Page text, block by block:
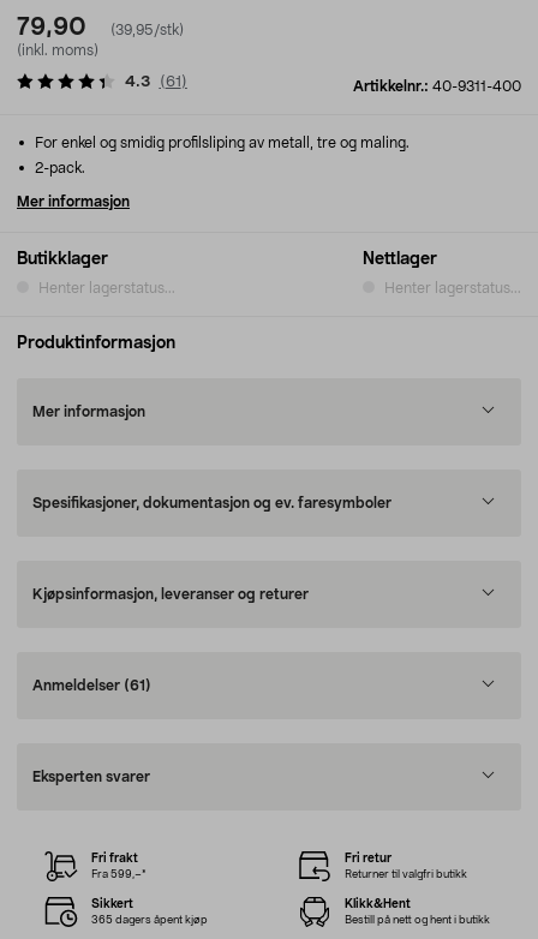
79,90
(39,95/stk)
(inkl. moms)
Artikkelnr.: 40-9311-400
4.3 (61 )
Butikklager
Henter lagerstatus...
Nettlager
Henter lagerstatus...
For enkel og smidig profilsliping av metall, tre og maling.
2-pack.
Mer informasjon
Produktinformasjon
Mer informasjon
Spesifikasjoner, dokumentasjon og ev. faresymboler
Kjøpsinformasjon, leveranser og returer
Anmeldelser (61)
Eksperten svarer
Fri frakt
Fra 599,–*
Fri retur
Returner til valgfri butikk
Sikkert
365 dagers åpent kjøp
Klikk&Hent
Bestill på nett og hent i butikk